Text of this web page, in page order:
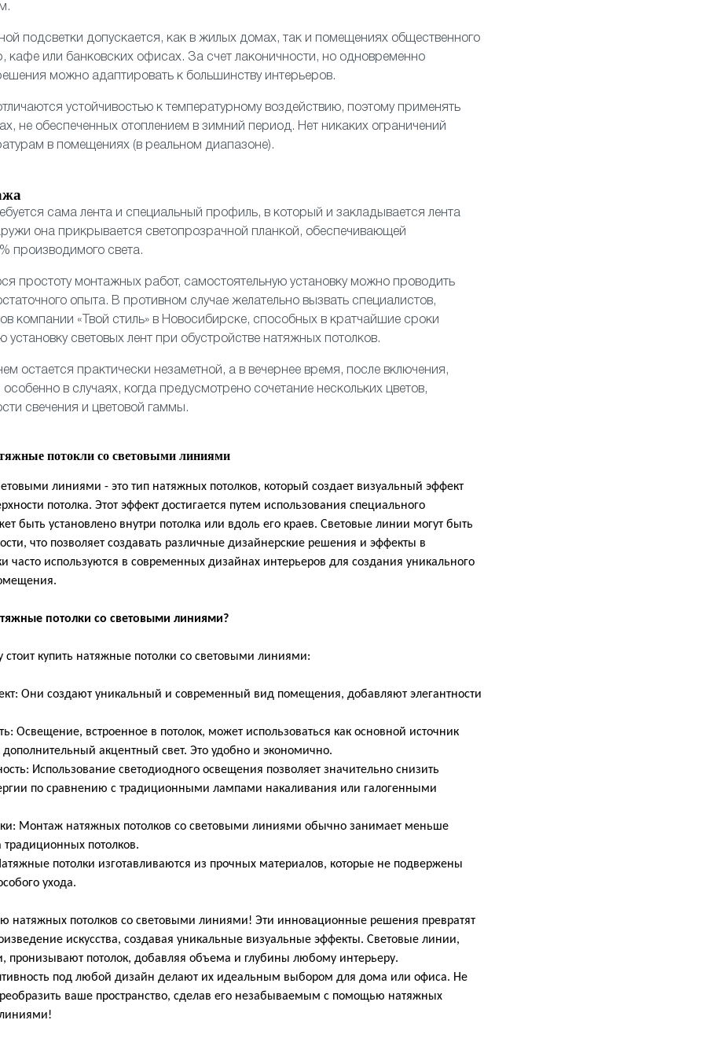
подсветки допускается, как в жилых домах, так и помещениях общественного
кафе или банковских офисах. За счет лаконичности, но одновременно
можно адаптировать к большинству интерьеров.
устойчивостью к температурному воздействию, поэтому применять
не обеспеченных отоплением в зимний период. Нет никаких ограничений
в помещениях (в реальном диапазоне).
сама лента и специальный профиль, в который и закладывается лента
она прикрывается светопрозрачной планкой, обеспечивающей
производимого света.
простоту монтажных работ, самостоятельную установку можно проводить
опыта. В противном случае желательно вызвать специалистов,
компании «Твой стиль» в Новосибирске, способных в кратчайшие сроки
установку световых лент при обустройстве натяжных потолков.
остается практически незаметной, а в вечернее время, после включения,
в случаях, когда предусмотрено сочетание нескольких цветов,
свечения и цветовой гаммы.
потокли со световыми линиями
линиями - это тип натяжных потолков, который создает визуальный эффект
потолка. Этот эффект достигается путем использования специального
быть установлено внутри потолка или вдоль его краев. Световые линии могут быть
что позволяет создавать различные дизайнерские решения и эффекты в
часто используются в современных дизайнах интерьеров для создания уникального
потолки со световыми линиями?
стоит купить натяжные потолки со световыми линиями:
создают уникальный и современный вид помещения, добавляют элегантности
встроенное в потолок, может использоваться как основной источник
дополнительный акцентный свет. Это удобно и экономично.
Использование светодиодного освещения позволяет значительно снизить
по сравнению с традиционными лампами накаливания или галогенными
Монтаж натяжных потолков со световыми линиями обычно занимает меньше
потолков.
потолки изготавливаются из прочных материалов, которые не подвержены
ухода.
натяжных потолков со световыми линиями! Эти инновационные решения превратят
искусства, создавая уникальные визуальные эффекты. Световые линии,
пронизывают потолок, добавляя объема и глубины любому интерьеру.
под любой дизайн делают их идеальным выбором для дома или офиса. Не
ваше пространство, сделав его незабываемым с помощью натяжных